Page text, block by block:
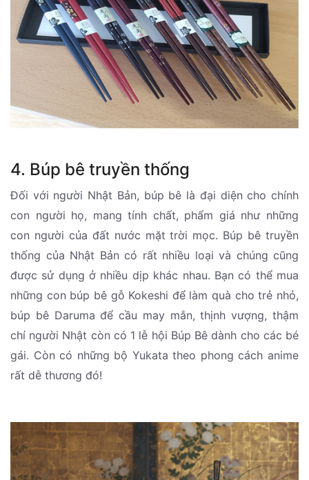
4. Búp bê truyền thống
Đối với người Nhật Bản, búp bê là đại diện cho chính
con người họ, mang tính chất, phẩm giá như những
con người của đất nước mặt trời mọc. Búp bê truyền
thống của Nhật Bản có rất nhiều loại và chúng cũng
được sử dụng ở nhiều dịp khác nhau. Bạn có thể mua
những con búp bê gỗ Kokeshi để làm quà cho trẻ nhỏ,
búp bê Daruma để cầu may mắn, thịnh vượng, thậm
chí người Nhật còn có 1 lễ hội Búp Bê dành cho các bé
gái. Còn có những bộ Yukata theo phong cách anime
rất dễ thương đó!